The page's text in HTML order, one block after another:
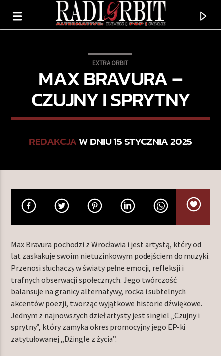
ARE YOU THERE?
ELIZA SHADDAD
TERAZ W RAMÓWCE
NIGHT ORBIT
00:00 06:00
NASTĘPNIE W RAMÓWCE
LIGHT ORBIT
06:00 12:00
EXTRA ORBIT
MAX BRAVURA –
CZUJNY I SPRYTNY
REDAKCJAW DNIU 15 STYCZNIA 2025
Max Bravura pochodzi z Wrocławia i jest artystą, który od
lat zaskakuje swoim nietuzinkowym podejściem do muzyki.
Przenosi słuchaczy w światy pełne emocji, refleksji i
trafnych obserwacji społecznych. Jego twórczość
balansuje na granicy alternatywy, rocka i subtelnych
akcentów poezji, tworząc wyjątkowe historie dźwiękowe.
Jednym z najnowszych dzieł artysty jest singiel „Czujny i
sprytny”, który zamyka okres promocyjny jego EP-ki
zatytułowanej „Dżingle z życia”.